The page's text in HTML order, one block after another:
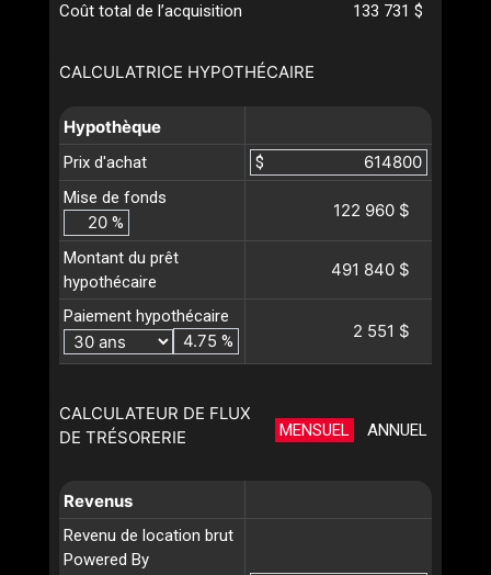
CALCULATRICE HYPOTHÉCAIRE
Hypothèque
Prix d'achat
$
Mise de fonds
%
122 960 $
Montant du prêt
hypothécaire
491 840 $
Paiement hypothécaire
%
2 551 $
CALCULATEUR DE FLUX
DE TRÉSORERIE
MENSUEL ANNUEL
Revenus
Revenu de location brut
Powered By
Coût total de l’acquisition 133 731 $